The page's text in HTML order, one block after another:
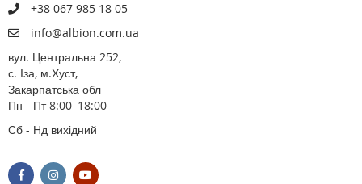
+38 067 985 18 05
info@albion.com.ua
вул. Центральна 252,
с. Іза, м.Хуст,
Закарпатська обл
Пн - Пт 8:00–18:00
Сб - Нд вихідний